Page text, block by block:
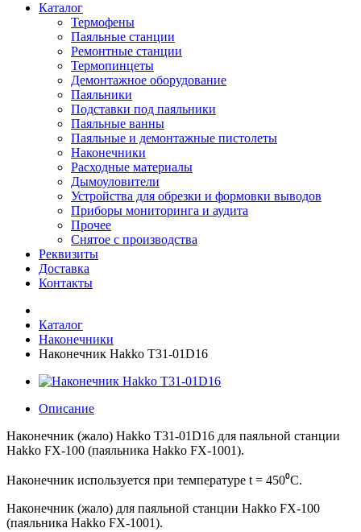
Каталог
Термофены
Паяльные станции
Ремонтные станции
Термопинцеты
Демонтажное оборудование
Паяльники
Подставки под паяльники
Паяльные ванны
Паяльные и демонтажные пистолеты
Наконечники
Расходные материалы
Дымоуловители
Устройства для обрезки и формовки выводов
Приборы мониторинга и аудита
Прочее
Снятое с производства
Реквизиты
Доставка
Контакты
Каталог
Наконечники
Наконечник Hakko T31-01D16
Описание
Наконечник (жало) Hakko T31-01D16 для паяльной станции
Hakko FX-100 (паяльника Hakko FX-1001).
Наконечник используется при температуре t = 450⁰C.
Наконечник (жало) для паяльной станции Hakko FX-100
(паяльника Hakko FX-1001).